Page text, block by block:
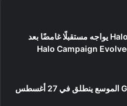
تقرير: ريميك Halo 2 يواجه مستقبلًا غامضًا بعد
استعراض GTA 6 الموسع ينطلق في 27 أغسطس